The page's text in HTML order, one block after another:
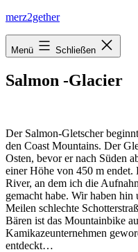
Zum
springen
merz2gether
Menü Schließen
Salmon -Glacier
Der Salmon-Gletscher
den Coast Mountains. Der
Osten, bevor er nach Süden
einer Höhe von 450 m
River, an dem ich die
gemacht habe. Wir haben
Meilen schlechte
Bären ist das Mountainbike
Kamikazeunternehmen
entdeckt…